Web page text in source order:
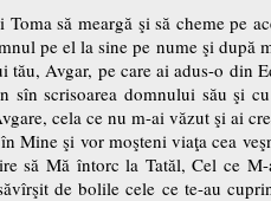
să meargă şi să cheme pe
pe el la sine pe nume şi
tău, Avgar, pe care ai adus-o
sîn scrisoarea domnului său
cela ce nu m-ai văzut şi ai
Mine şi vor moşteni viaţa cea
să Mă întorc la Tatăl, Cel ce
de bolile cele ce te-au